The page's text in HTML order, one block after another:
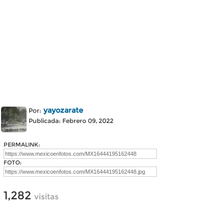
Por: yayozarate
Publicada: Febrero 09, 2022
PERMALINK:
FOTO:
1,282 visitas